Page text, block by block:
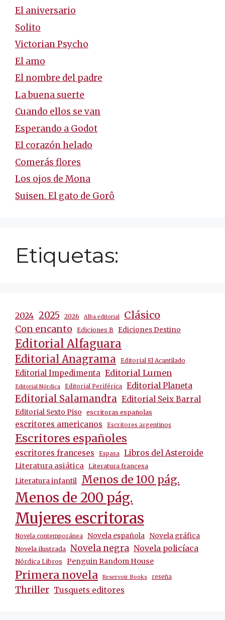
El aniversario
Solito
Victorian Psycho
El amo
El nombre del padre
La buena suerte
Cuando ellos se van
Esperando a Godot
El corazón helado
Comerás flores
Los ojos de Mona
Suisen. El gato de Gorô
Etiquetas:
2024 2025 2026 Alba editorial Clásico
Con encanto Ediciones B Ediciones Destino
Editorial Alfaguara
Editorial Anagrama Editorial El Acantilado
Editorial Impedimenta Editorial Lumen
Editorial Nórdica Editorial Periférica Editorial Planeta
Editorial Salamandra Editorial Seix Barral
Editorial Sexto Piso escritoras españolas
escritores americanos Escritores argentinos
Escritores españoles
escritores franceses Espasa Libros del Asteroide
Literatura asiática Literatura francesa
Literatura infantil Menos de 100 pág.
Menos de 200 pág.
Mujeres escritoras
Novela contemporánea Novela española Novela gráfica
Novela ilustrada Novela negra Novela policíaca
Nórdica Libros Penguin Random House
Primera novela Reservoir Books reseña
Thriller Tusquets editores